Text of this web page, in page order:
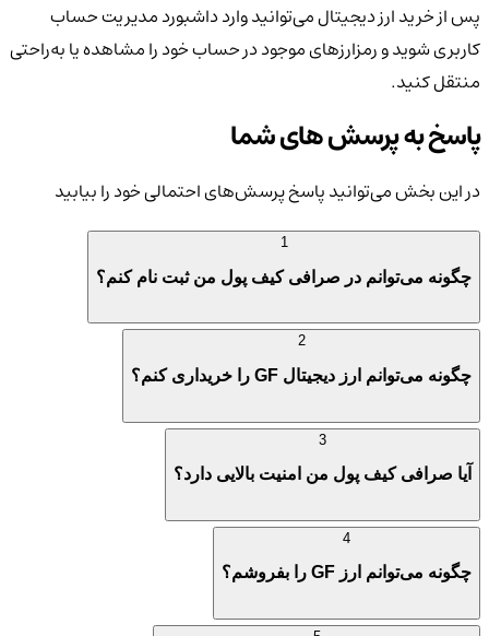
پس از خرید ارز دیجیتال می‌توانید وارد داشبورد مدیریت حساب
کاربری شوید و رمزارزهای موجود در حساب خود را مشاهده یا به‌راحتی
منتقل کنید.
پاسخ به پرسش های شما
در این بخش می‌توانید پاسخ پرسش‌های احتمالی خود را بیابید
چگونه می‌توانم در صرافی کیف پول من ثبت نام کنم؟
چگونه می‌توانم ارز دیجیتال GF را خریداری کنم؟
آیا صرافی کیف پول من امنیت بالایی دارد؟
چگونه می‌توانم ارز GF را بفروشم؟